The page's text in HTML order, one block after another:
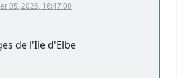
05, 2025, 16:47:00
de l'Ile d'Elbe